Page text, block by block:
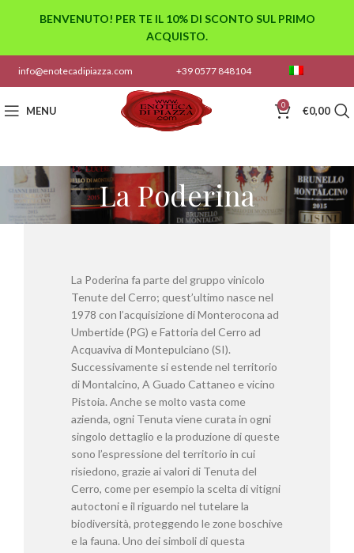
info@enotecadipiazza.com +39 0577 848104
MENU 0 €0,00
La Poderina
La Poderina fa parte del gruppo vinicolo
Tenute del Cerro; quest’ultimo nasce nel
1978 con l’acquisizione di Monterocona ad
Umbertide (PG) e Fattoria del Cerro ad
Acquaviva di Montepulciano (SI).
Successivamente si estende nel territorio
di Montalcino, A Guado Cattaneo e vicino
Pistoia. Anche se molto vasta come
azienda, ogni Tenuta viene curata in ogni
singolo dettaglio e la produzione di queste
sono l’espressione del territorio in cui
risiedono, grazie ai valori di Tenuta del
Cerro, come per esempio la scelta di vitigni
autoctoni e il riguardo nel tutelare la
biodiversità, proteggendo le zone boschive
e la fauna. Uno dei simboli di questa
BENVENUTO! PER TE IL 10% DI SCONTO SUL PRIMO
ACQUISTO.